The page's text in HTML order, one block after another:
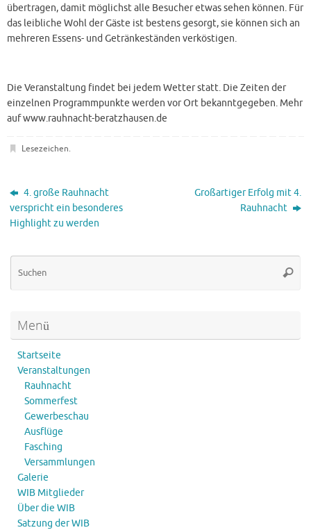
übertragen, damit möglichst alle Besucher etwas sehen können. Für
das leibliche Wohl der Gäste ist bestens gesorgt, sie können sich an
mehreren Essens- und Getränkeständen verköstigen.
Die Veranstaltung findet bei jedem Wetter statt. Die Zeiten der
einzelnen Programmpunkte werden vor Ort bekanntgegeben. Mehr
auf www.rauhnacht-beratzhausen.de
Lesezeichen.
4. große Rauhnacht
verspricht ein besonderes
Highlight zu werden
Großartiger Erfolg mit 4.
Rauhnacht
Menü
Startseite
Veranstaltungen
Rauhnacht
Sommerfest
Gewerbeschau
Ausflüge
Fasching
Versammlungen
Galerie
WIB Mitglieder
Über die WIB
Satzung der WIB